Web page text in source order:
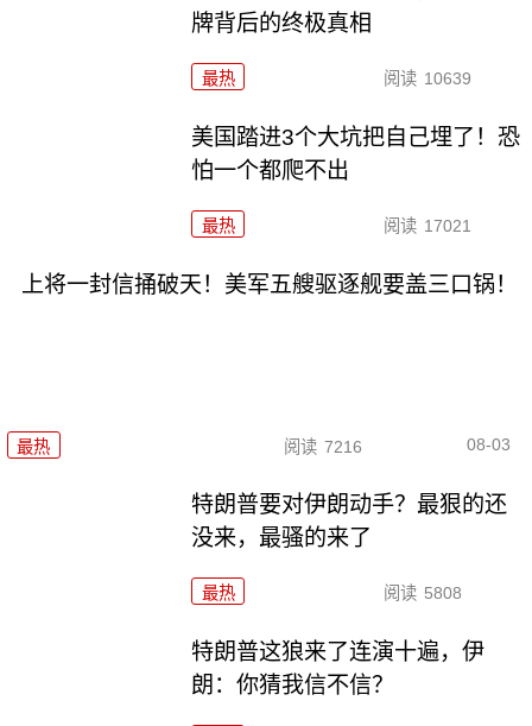
牌背后的终极真相
最热 阅读 10639
美国踏进3个大坑把自己埋了！恐
怕一个都爬不出
最热 阅读 17021
上将一封信捅破天！美军五艘驱逐舰要盖三口锅！
最热 阅读 7216 08-03
特朗普要对伊朗动手？最狠的还
没来，最骚的来了
最热 阅读 5808
特朗普这狼来了连演十遍，伊
朗：你猜我信不信？